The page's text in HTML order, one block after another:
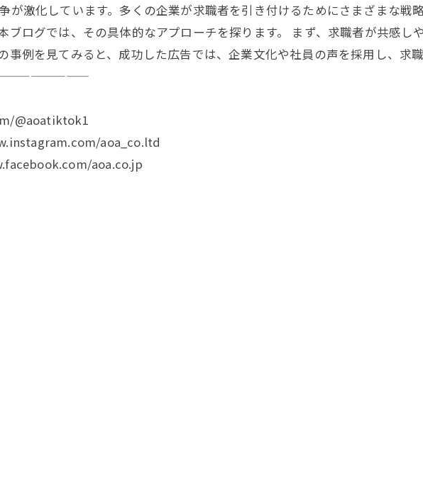
が激化しています。多くの企業が求職者を引き付けるためにさまざまな戦
ブログでは、その具体的なアプローチを探ります。 まず、求職者が共感し
事例を見てみると、成功した広告では、企業文化や社員の声を採用し、求
@aoatiktok1
aoa_co.ltd
aoa.co.jp